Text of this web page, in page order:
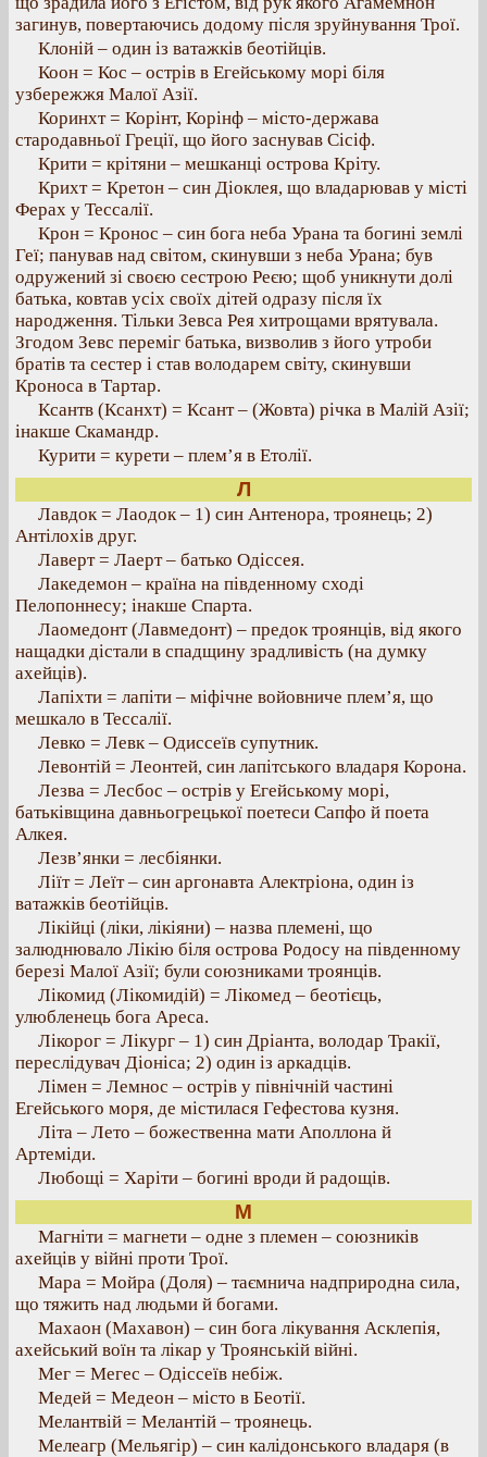
загинув, повертаючись додому після зруйнування Трої.
Клоній – один із ватажків беотійців.
Коон = Кос – острів в Егейському морі біля
узбережжя Малої Азії.
Коринхт = Корінт, Корінф – місто-держава
стародавньої Греції, що його заснував Сісіф.
Крити = крітяни – мешканці острова Кріту.
Крихт = Кретон – син Діоклея, що владарював у місті
Ферах у Тессалії.
Крон = Кронос – син бога неба Урана та богині землі
Геї; панував над світом, скинувши з неба Урана; був
одружений зі своєю сестрою Реєю; щоб уникнути долі
батька, ковтав усіх своїх дітей одразу після їх
народження. Тільки Зевса Рея хитрощами врятувала.
Згодом Зевс переміг батька, визволив з його утроби
братів та сестер і став володарем світу, скинувши
Кроноса в Тартар.
Ксантв (Ксанхт) = Ксант – (Жовта) річка в Малій Азії;
інакше Скамандр.
Курити = курети – плем’я в Етолії.
Л
Лавдок = Лаодок – 1) син Антенора, троянець; 2)
Антілохів друг.
Лаверт = Лаерт – батько Одіссея.
Лакедемон – країна на південному сході
Пелопоннесу; інакше Спарта.
Лаомедонт (Лавмедонт) – предок троянців, від якого
нащадки дістали в спадщину зрадливість (на думку
ахейців).
Лапіхти = лапіти – міфічне войовниче плем’я, що
мешкало в Тессалії.
Левко = Левк – Одиссеїв супутник.
Левонтій = Леонтей, син лапітського владаря Корона.
Лезва = Лесбос – острів у Егейському морі,
батьківщина давньогрецької поетеси Сапфо й поета
Алкея.
Лезв’янки = лесбіянки.
Ліїт = Леїт – син аргонавта Алектріона, один із
ватажків беотійців.
Лікійці (ліки, лікіяни) – назва племені, що
залюднювало Лікію біля острова Родосу на південному
березі Малої Азії; були союзниками троянців.
Лікомид (Лікомидій) = Лікомед – беотієць,
улюбленець бога Ареса.
Лікорог = Лікург – 1) син Дріанта, володар Тракії,
переслідувач Діоніса; 2) один із аркадців.
Лімен = Лемнос – острів у північній частині
Егейського моря, де містилася Гефестова кузня.
Літа – Лето – божественна мати Аполлона й
Артеміди.
Любощі = Харіти – богині вроди й радощів.
М
Магніти = магнети – одне з племен – союзників
ахейців у війні проти Трої.
Мара = Мойра (Доля) – таємнича надприродна сила,
що тяжить над людьми й богами.
Махаон (Махавон) – син бога лікування Асклепія,
ахейський воїн та лікар у Троянській війні.
Мег = Мегес – Одіссеїв небіж.
Медей = Медеон – місто в Беотії.
Мелантвій = Мелантій – троянець.
Мелеагр (Мельягір) – син калідонського владаря (в